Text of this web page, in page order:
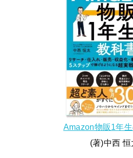
Amazon物販1年
(著)中西 恒